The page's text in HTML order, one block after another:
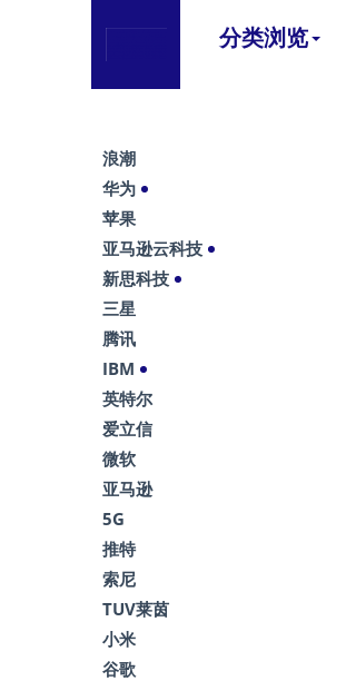
分类浏览
浪潮
华为
苹果
亚马逊云科技
新思科技
三星
腾讯
IBM
英特尔
爱立信
微软
亚马逊
5G
推特
索尼
TUV莱茵
小米
谷歌